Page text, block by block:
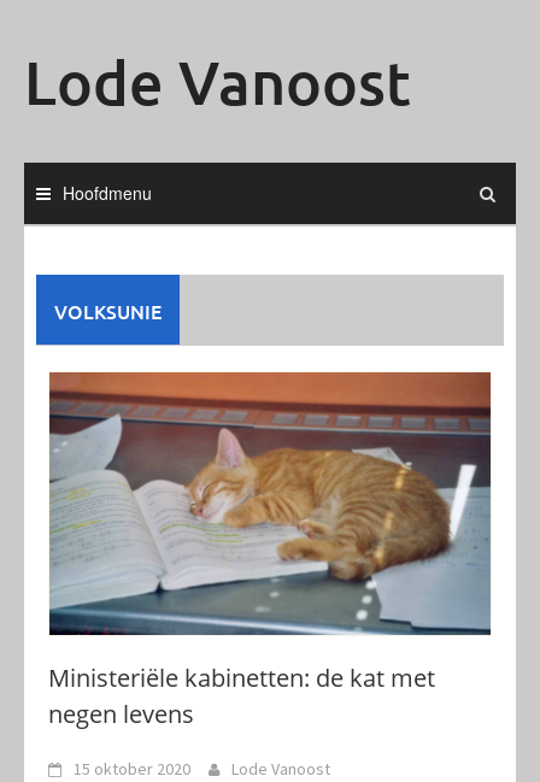
Lode Vanoost
Hoofdmenu
VOLKSUNIE
Ministeriële kabinetten: de kat met
negen levens
15 oktober 2020 Lode Vanoost